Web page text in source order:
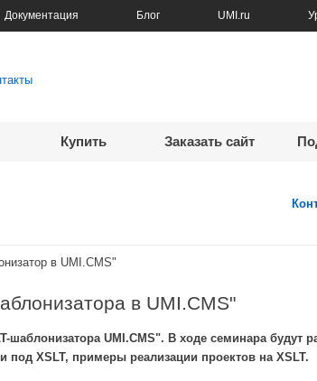
Документация Блог UMI.ru
Купить Заказать сайт
в UMI.CMS"
в UMI.CMS"
шаблонизатора UMI.CMS". В ходе семинара
под XSLT, примеры реализации проектов на XSLT.